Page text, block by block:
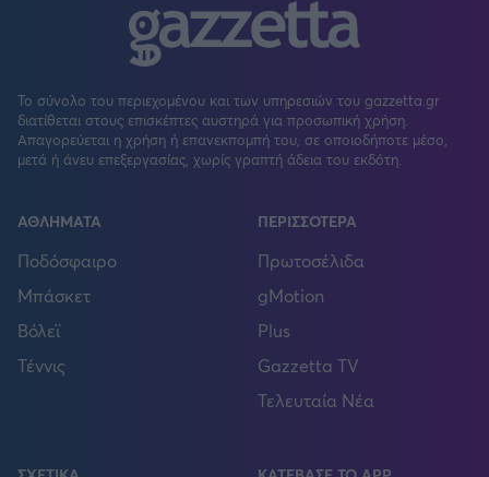
Το σύνολο του περιεχομένου και των υπηρεσιών του gazzetta.gr
διατίθεται στους επισκέπτες αυστηρά για προσωπική χρήση.
Απαγορεύεται η χρήση ή επανεκπομπή του, σε οποιοδήποτε μέσο,
μετά ή άνευ επεξεργασίας, χωρίς γραπτή άδεια του εκδότη.
ΑΘΛΗΜΑΤΑ
Ποδόσφαιρο
Μπάσκετ
Βόλεϊ
Τέννις
ΠΕΡΙΣΣΟΤΕΡΑ
Πρωτοσέλιδα
gMotion
Plus
Gazzetta TV
Τελευταία Νέα